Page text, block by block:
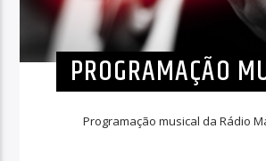
PROGRAMAÇÃO
Programação musical da Rádio